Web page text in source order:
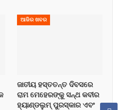
ଆଜିର ଖବର
ଜାତୀୟ ହସ୍ତତନ୍ତ ଦିବସରେ
ରାମ ମେହେରଙ୍କୁ ସନ୍ଥ କବୀର
ହ୍ୟାଣ୍ଡଲୁମ୍ ପୁରସ୍କାର ଏବଂ